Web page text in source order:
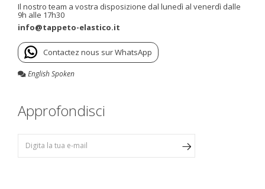
Il nostro team a vostra disposizione dal lunedì al venerdì dalle
9h alle 17h30
info@tappeto-elastico.it
Contactez nous sur WhatsApp
English Spoken
Approfondisci